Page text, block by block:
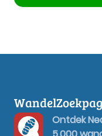
Ontdek